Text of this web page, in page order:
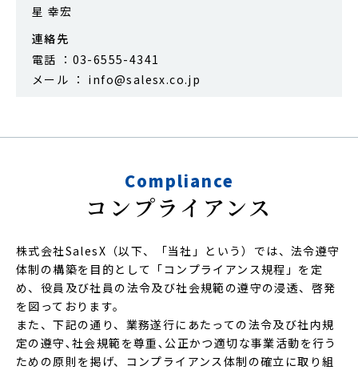
星 幸宏
連絡先
電話 ：03-6555-4341
メール ： info@salesx.co.jp
Compliance
コンプライアンス
株式会社SalesX（以下、「当社」という）では、法令遵守
体制の構築を目的として「コンプライアンス規程」を定
め、役員及び社員の法令及び社会規範の遵守の浸透、啓発
を図っております。
また、下記の通り、業務遂行にあたっての法令及び社内規
定の遵守､社会規範を尊重､公正かつ適切な事業活動を行う
ための原則を掲げ、コンプライアンス体制の確立に取り組